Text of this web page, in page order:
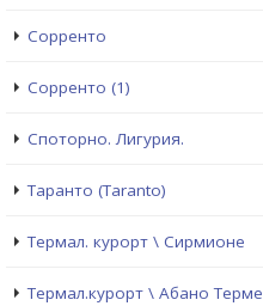
Сорренто
Сорренто (1)
Споторно. Лигурия.
Таранто (Taranto)
Термал. курорт \ Сирмионе
Термал.курорт \ Абано Терме